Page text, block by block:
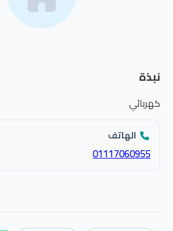
نبذة
كهربائي
الهاتف
01117060955